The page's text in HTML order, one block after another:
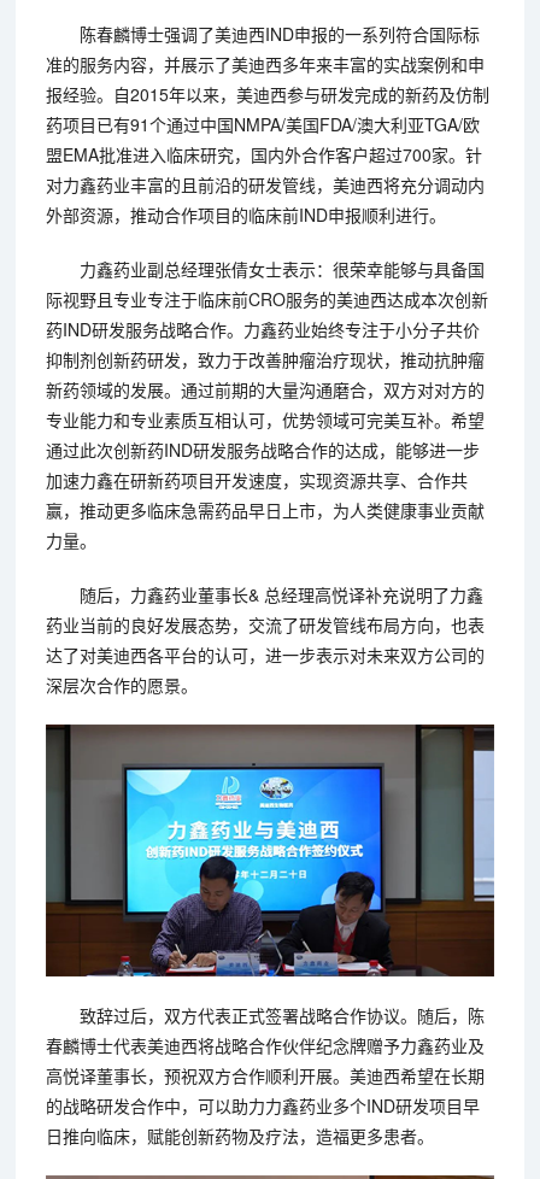
陈春麟博士强调了美迪西IND申报的一系列符合国际标
准的服务内容，并展示了美迪西多年来丰富的实战案例和申
报经验。自2015年以来，美迪西参与研发完成的新药及仿制
药项目已有91个通过中国NMPA/美国FDA/澳大利亚TGA/欧
盟EMA批准进入临床研究，国内外合作客户超过700家。针
对力鑫药业丰富的且前沿的研发管线，美迪西将充分调动内
外部资源，推动合作项目的临床前IND申报顺利进行。
力鑫药业副总经理张倩女士表示：很荣幸能够与具备国
际视野且专业专注于临床前CRO服务的美迪西达成本次创新
药IND研发服务战略合作。力鑫药业始终专注于小分子共价
抑制剂创新药研发，致力于改善肿瘤治疗现状，推动抗肿瘤
新药领域的发展。通过前期的大量沟通磨合，双方对对方的
专业能力和专业素质互相认可，优势领域可完美互补。希望
通过此次创新药IND研发服务战略合作的达成，能够进一步
加速力鑫在研新药项目开发速度，实现资源共享、合作共
赢，推动更多临床急需药品早日上市，为人类健康事业贡献
力量。
随后，力鑫药业董事长& 总经理高悦译补充说明了力鑫
药业当前的良好发展态势，交流了研发管线布局方向，也表
达了对美迪西各平台的认可，进一步表示对未来双方公司的
深层次合作的愿景。
致辞过后，双方代表正式签署战略合作协议。随后，陈
春麟博士代表美迪西将战略合作伙伴纪念牌赠予力鑫药业及
高悦译董事长，预祝双方合作顺利开展。美迪西希望在长期
的战略研发合作中，可以助力力鑫药业多个IND研发项目早
日推向临床，赋能创新药物及疗法，造福更多患者。